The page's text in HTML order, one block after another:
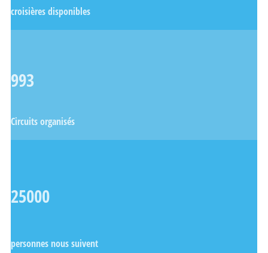
croisières disponibles
993
Circuits organisés
25000
personnes nous suivent